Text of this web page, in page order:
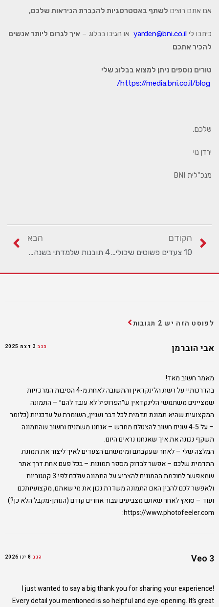
אם אתם רוצים לשתף באסטרטגיות להגברת הניראות שלכם,
כיתבו לי yarden@bni.co.il או הגיבו בבלוג – איך לגרום ליותר אנשים
להכיר אתכם
טורים נוספים ניתן למצוא בבלוג שלי
https://media.bni.co.il/blog/
שלכם,
ירדן נוי
מנכ"לית BNI
הקודם
10 צעדים פשוטים שיכולים להכפיל את כמות ההפניות
הבא
4 תובנות שלמדתי בשנה האחרונה
לפוסט הזה יש 2 תגובות
אבי הוברמן הגב 3 דצמ 2025
מאמר חשוב מאד!
בהדרכותיי על רשת הלינקדאין והתשובה לאחת מ-4 הסיבות המרכזיות
שמציינים משתמשי הלינקדאין ש״הפרופיל לא עובד להם״ – התמונה
המקצועית שהיא תמונת תדמית לכל דבר ועניין, השומרת על עדכניות (כלומר
– על 4-5 שנים חשוב להצטלם מחדש – אנחנו משתנים וחשוב שהתמונה
תשקף נכונה את איך שאנחנו נראים היום.
המלצה שלי – לאחר שעקבתם ומימשתם הצעדים לאיך ליצור את תמונת
התדמית שלכם – אפשר לבדוק מספר תמונות – בכל פעם אחת דרך אתר
שמאפשר לחוכמת ההמונים להצביע על התמונה שלכם לפי 3 קטגוריות
ולאפשר לכם להבין האם התמונה משדרת נכון את מי שאתם, מקצועיותכם
ועוד – סואץ לאחר שאתם מצביעים עבור אחרים קודם (הנותן-מקבל הלא כן?)
https://www.photofeeler.com
:
Veo 3 הגב 8 ינו 2026
I just wanted to say a big thank you for sharing your experience!
Every detail you mentioned is so helpful and eye-opening. It’s great